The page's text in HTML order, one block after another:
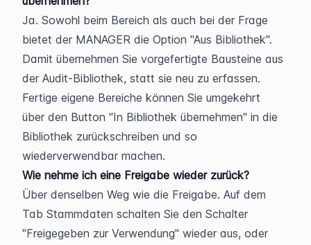
Ja. Sowohl beim Bereich als auch bei der Frage
bietet der MANAGER die Option "Aus Bibliothek".
Damit übernehmen Sie vorgefertigte Bausteine aus
der Audit-Bibliothek, statt sie neu zu erfassen.
Fertige eigene Bereiche können Sie umgekehrt
über den Button "In Bibliothek übernehmen" in die
Bibliothek zurückschreiben und so
wiederverwendbar machen.
Wie nehme ich eine Freigabe wieder zurück?
Über denselben Weg wie die Freigabe. Auf dem
Tab Stammdaten schalten Sie den Schalter
"Freigegeben zur Verwendung" wieder aus, oder